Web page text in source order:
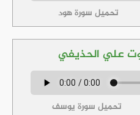
تحميل سورة هود
علي الحذيفي
تحميل سورة يوسف